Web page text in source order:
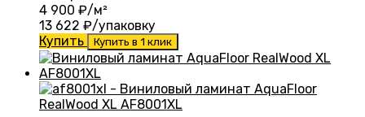
4 900 ₽/м²
13 622 ₽/упаковку
Купить
Купить в 1 клик